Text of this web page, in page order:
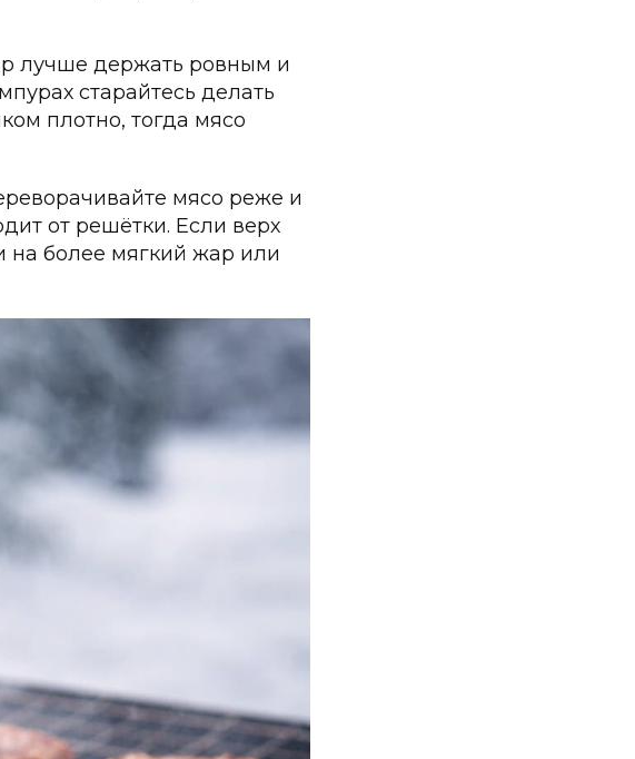
лучше держать ровным и
старайтесь делать
плотно, тогда мясо
мясо реже и
от решётки. Если верх
на более мягкий жар или